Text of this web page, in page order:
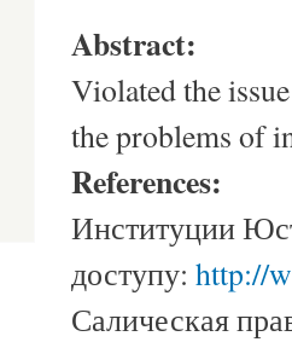
Abstract:
Violated the
the problems of
References:
Институции
доступу: http://
Салическая